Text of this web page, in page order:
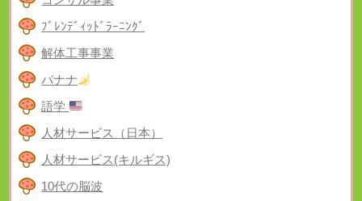
ﾌﾞﾚﾝﾃﾞｨｯﾄﾞﾗｰﾆﾝｸﾞ
解体工事事業
バナナ
語学
人材サービス（日本）
人材サービス(キルギス)
10代の脳波